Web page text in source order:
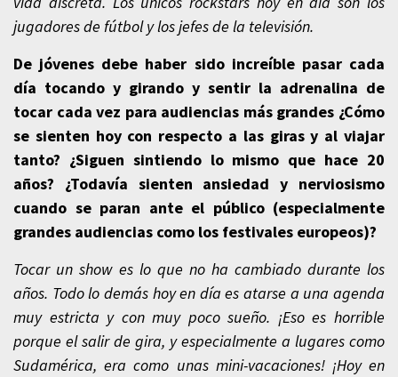
jugadores de fútbol y los jefes de la televisión.
De jóvenes debe haber sido increíble pasar cada
día tocando y girando y sentir la adrenalina de
tocar cada vez para audiencias más grandes ¿Cómo
se sienten hoy con respecto a las giras y al viajar
tanto? ¿Siguen sintiendo lo mismo que hace 20
años? ¿Todavía sienten ansiedad y nerviosismo
cuando se paran ante el público (especialmente
grandes audiencias como los festivales europeos)?
Tocar un show es lo que no ha cambiado durante los
años. Todo lo demás hoy en día es atarse a una agenda
muy estricta y con muy poco sueño. ¡Eso es horrible
porque el salir de gira, y especialmente a lugares como
Sudamérica, era como unas mini-vacaciones! ¡Hoy en